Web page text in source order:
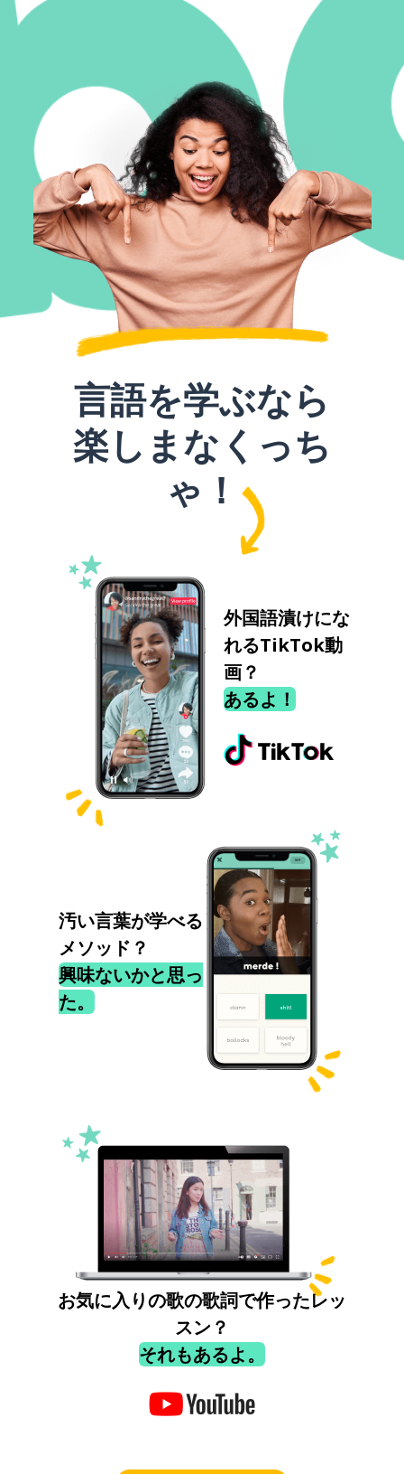
言語を学ぶなら
楽しまなくっち
ゃ！
外国語漬けにな
れるTikTok動
画？
あるよ！
汚い言葉が学べる
メソッド？
興味ないかと思っ
た。
お気に入りの歌の歌詞で作ったレッ
スン？
それもあるよ。